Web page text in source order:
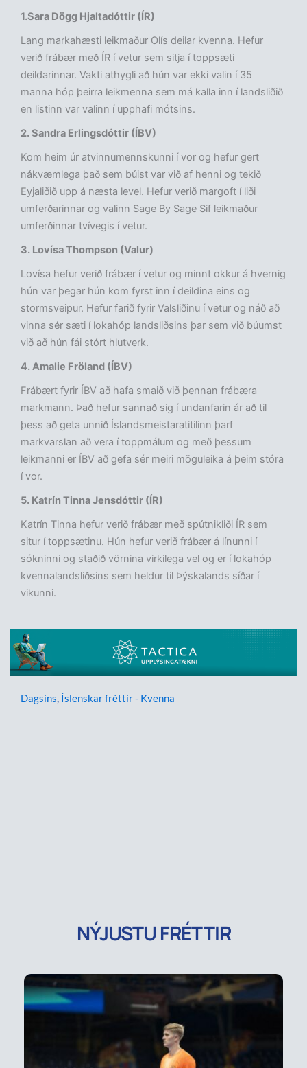
1.Sara Dögg Hjaltadóttir (ÍR)
Lang markahæsti leikmaður Olís deilar kvenna. Hefur
verið frábær með ÍR í vetur sem sitja í toppsæti
deildarinnar. Vakti athygli að hún var ekki valin í 35
manna hóp þeirra leikmenna sem má kalla inn í landsliðið
en listinn var valinn í upphafi mótsins.
2. Sandra Erlingsdóttir (ÍBV)
Kom heim úr atvinnumennskunni í vor og hefur gert
nákvæmlega það sem búist var við af henni og tekið
Eyjaliðið upp á næsta level. Hefur verið margoft í liði
umferðarinnar og valinn Sage By Sage Sif leikmaður
umferðinnar tvívegis í vetur.
3. Lovísa Thompson (Valur)
Lovísa hefur verið frábær í vetur og minnt okkur á hvernig
hún var þegar hún kom fyrst inn í deildina eins og
stormsveipur. Hefur farið fyrir Valsliðinu í vetur og náð að
vinna sér sæti í lokahóp landsliðsins þar sem við búumst
við að hún fái stórt hlutverk.
4. Amalie Fröland (ÍBV)
Frábært fyrir ÍBV að hafa smaið við þennan frábæra
markmann. Það hefur sannað sig í undanfarin ár að til
þess að geta unnið Íslandsmeistaratitilinn þarf
markvarslan að vera í toppmálum og með þessum
leikmanni er ÍBV að gefa sér meiri möguleika á þeim stóra
í vor.
5. Katrín Tinna Jensdóttir (ÍR)
Katrín Tinna hefur verið frábær með spútnikliði ÍR sem
situr í toppsætinu. Hún hefur verið frábær á línunni í
sókninni og staðið vörnina virkilega vel og er í lokahóp
kvennalandsliðsins sem heldur til Þýskalands síðar í
vikunni.
Dagsins, Íslenskar fréttir - Kvenna
NÝJUSTU FRÉTTIR